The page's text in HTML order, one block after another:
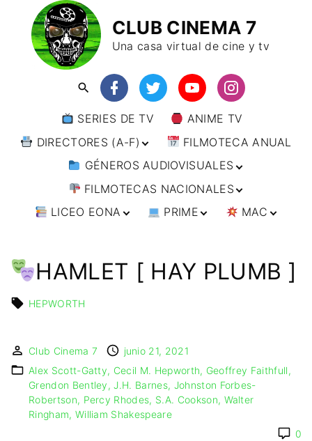
CLUB CINEMA 7
Una casa virtual de cine y tv
SERIES DE TV
ANIME TV
DIRECTORES (A-F)
DIRECTORES (F-L)
DIRECTORES (L-
W)
FILMOTECA ANUAL
GÉNEROS AUDIOVISUALES
ANIMACIÓN
ARTES MARCIALES
CINE DOCUMENTAL
ESPIONAJE
DRAMA
ÉPICO / MITOLÓGICO
EXPERIMENTOS
FANTÁSTICO
FILMOTECAS NACIONALES
AFRICA
BRASIL
CHILE
ASIA
INDIA
JAPÓN
EUROPA
ALEMANIA
ESPAÑA
FRANCIA
ITALIA
PAISES BAJOS
LICEO EONA
TALLERES
ONLINE
COMPUTACIÓN
DISEÑO WEB
CONTACTO
TARJETA
DIGITAL
PRIME
IMPRESCINDIBLES
MAC
ANIME
🗨 CÓMICS
HAMLET [ HAY PLUMB ]
HEPWORTH
Club Cinema 7
junio 21, 2021
Alex Scott-Gatty
Cecil M. Hepworth
Geoffrey Faithfull
Grendon Bentley
J.H. Barnes Johnston Forbes-
Robertson
Percy Rhodes S.A. Cookson Walter
Ringham William Shakespeare
0